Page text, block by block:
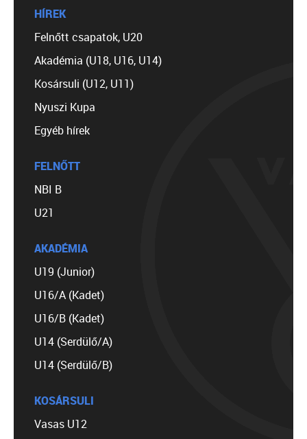
HÍREK
Felnőtt csapatok, U20
Akadémia (U18, U16, U14)
Kosársuli (U12, U11)
Nyuszi Kupa
Egyéb hírek
FELNŐTT
NBI B
U21
AKADÉMIA
U19 (Junior)
U16/A (Kadet)
U16/B (Kadet)
U14 (Serdülő/A)
U14 (Serdülő/B)
KOSÁRSULI
Vasas U12